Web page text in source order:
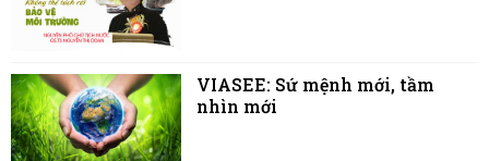
VIASEE: Sứ mệnh mới, tầm
nhìn mới